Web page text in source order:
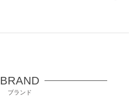
BRAND
ブランド